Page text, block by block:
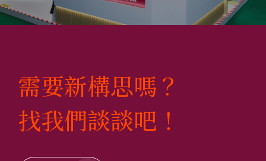
需要新構思嗎？
找我們談談吧！